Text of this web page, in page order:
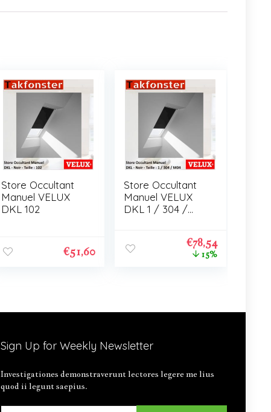
Store Occultant
Manuel VELUX
DKL 102
€51,60
Store Occultant
Manuel VELUX
DKL 1 / 304 /
€78,54
15%
Sign Up for Weekly Newsletter
Investigationes demonstraverunt lectores legere me lius
quod ii legunt saepius.